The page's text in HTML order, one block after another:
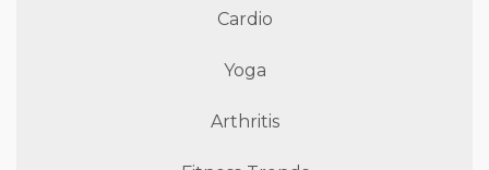
Cardio
Yoga
Arthritis